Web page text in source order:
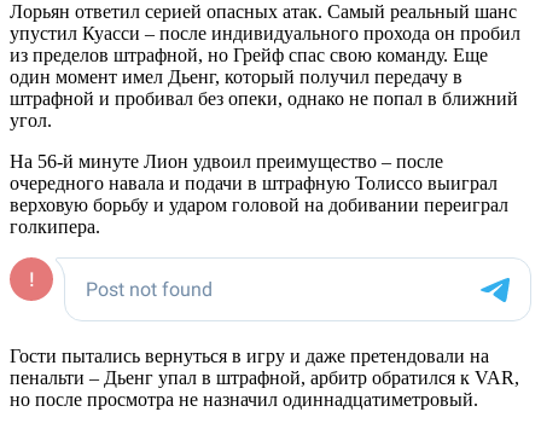
Лорьян ответил серией опасных атак. Самый реальный шанс
упустил Куасси – после индивидуального прохода он пробил
из пределов штрафной, но Грейф спас свою команду. Еще
один момент имел Дьенг, который получил передачу в
штрафной и пробивал без опеки, однако не попал в ближний
угол.
На 56-й минуте Лион удвоил преимущество – после
очередного навала и подачи в штрафную Толиссо выиграл
верховую борьбу и ударом головой на добивании переиграл
голкипера.
Гости пытались вернуться в игру и даже претендовали на
пенальти – Дьенг упал в штрафной, арбитр обратился к VAR,
но после просмотра не назначил одиннадцатиметровый.